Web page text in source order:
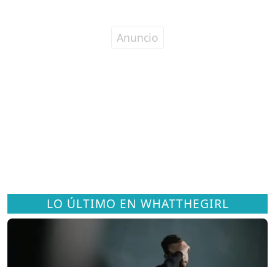
LO ÚLTIMO EN WHATTHEGIRL